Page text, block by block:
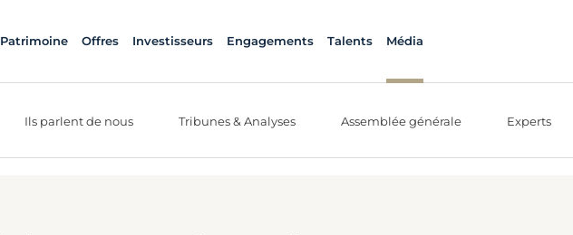
Patrimoine Offres Investisseurs Engagements Talents Média
Ils parlent de nous Tribunes & Analyses Assemblée générale Experts